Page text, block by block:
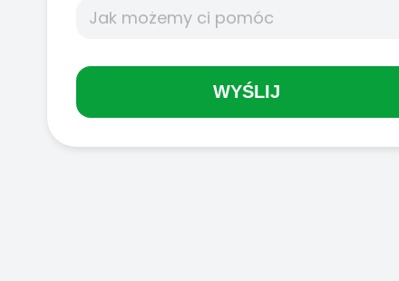
WYŚLIJ